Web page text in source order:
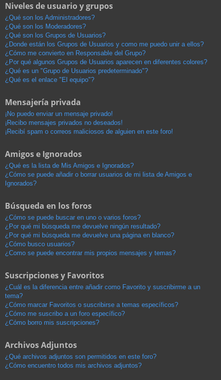
Niveles de usuario y grupos
¿Qué son los Administradores?
¿Qué son los Moderadores?
¿Qué son los Grupos de Usuarios?
¿Donde están los Grupos de Usuarios y como me puedo unir a ellos?
¿Cómo me convierto en Responsable del Grupo?
¿Por qué algunos Grupos de Usuarios aparecen en diferentes colores?
¿Qué es un "Grupo de Usuarios predeterminado"?
¿Qué es el enlace "El equipo"?
Mensajería privada
¡No puedo enviar un mensaje privado!
¡Recibo mensajes privados no deseados!
¡Recibí spam o correos maliciosos de alguien en este foro!
Amigos e Ignorados
¿Qué es la lista de Mis Amigos e Ignorados?
¿Cómo se puede añadir o borrar usuarios de mi lista de Amigos e
Ignorados?
Búsqueda en los foros
¿Cómo se puede buscar en uno o varios foros?
¿Por qué mi búsqueda me devuelve ningún resultado?
¿Por qué mi búsqueda me devuelve una página en blanco?
¿Cómo busco usuarios?
¿Como se puede encontrar mis propios mensajes y temas?
Suscripciones y Favoritos
¿Cuál es la diferencia entre añadir como Favorito y suscribirme a un
tema?
¿Cómo marcar Favoritos o suscribirse a temas específicos?
¿Cómo me suscribo a un foro específico?
¿Cómo borro mis suscripciones?
Archivos Adjuntos
¿Qué archivos adjuntos son permitidos en este foro?
¿Cómo encuentro todos mis archivos adjuntos?